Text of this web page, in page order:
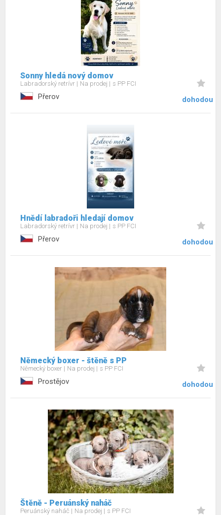
Sonny hledá nový domov
Labradorský retrívr Na prodej s PP FCI
Přerov dohodou
Hnědí labradoři hledají domov
Labradorský retrívr Na prodej s PP FCI
Přerov dohodou
Německý boxer - štěně s PP
Německý boxer Na prodej s PP FCI
Prostějov dohodou
Štěně - Peruánský naháč
Peruánský naháč Na prodej s PP FCI